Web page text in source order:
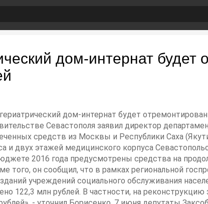
дом-интернат будет
дом-интернат будет
Севастополя заявил директор
средств из Москвы и Республики Саха
и двух этажей медицинского корпуса
2016 года предусмотрены средства на
того, он сообщил, что в рамках региональной
учреждений социального обслуживания
122,3 млн рублей. В частности, на